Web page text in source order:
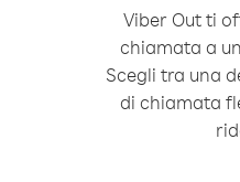
Viber Out ti
chiamata a
Scegli tra una
di chiamata